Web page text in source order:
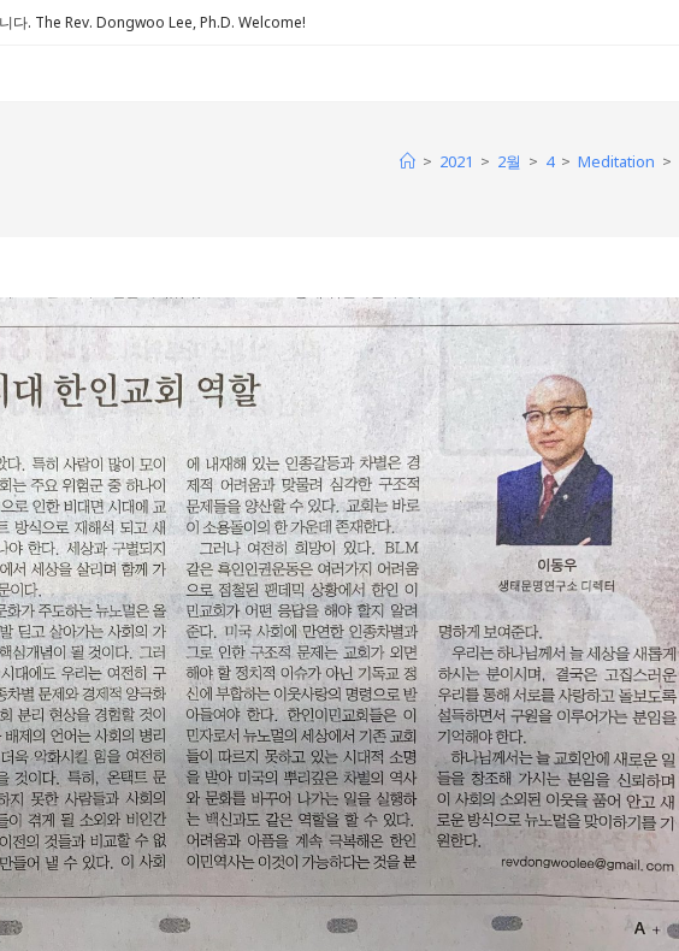
다. The Rev. Dongwoo Lee, Ph.D. Welcome!
> 2021 > 2월 > 4 > Meditation >